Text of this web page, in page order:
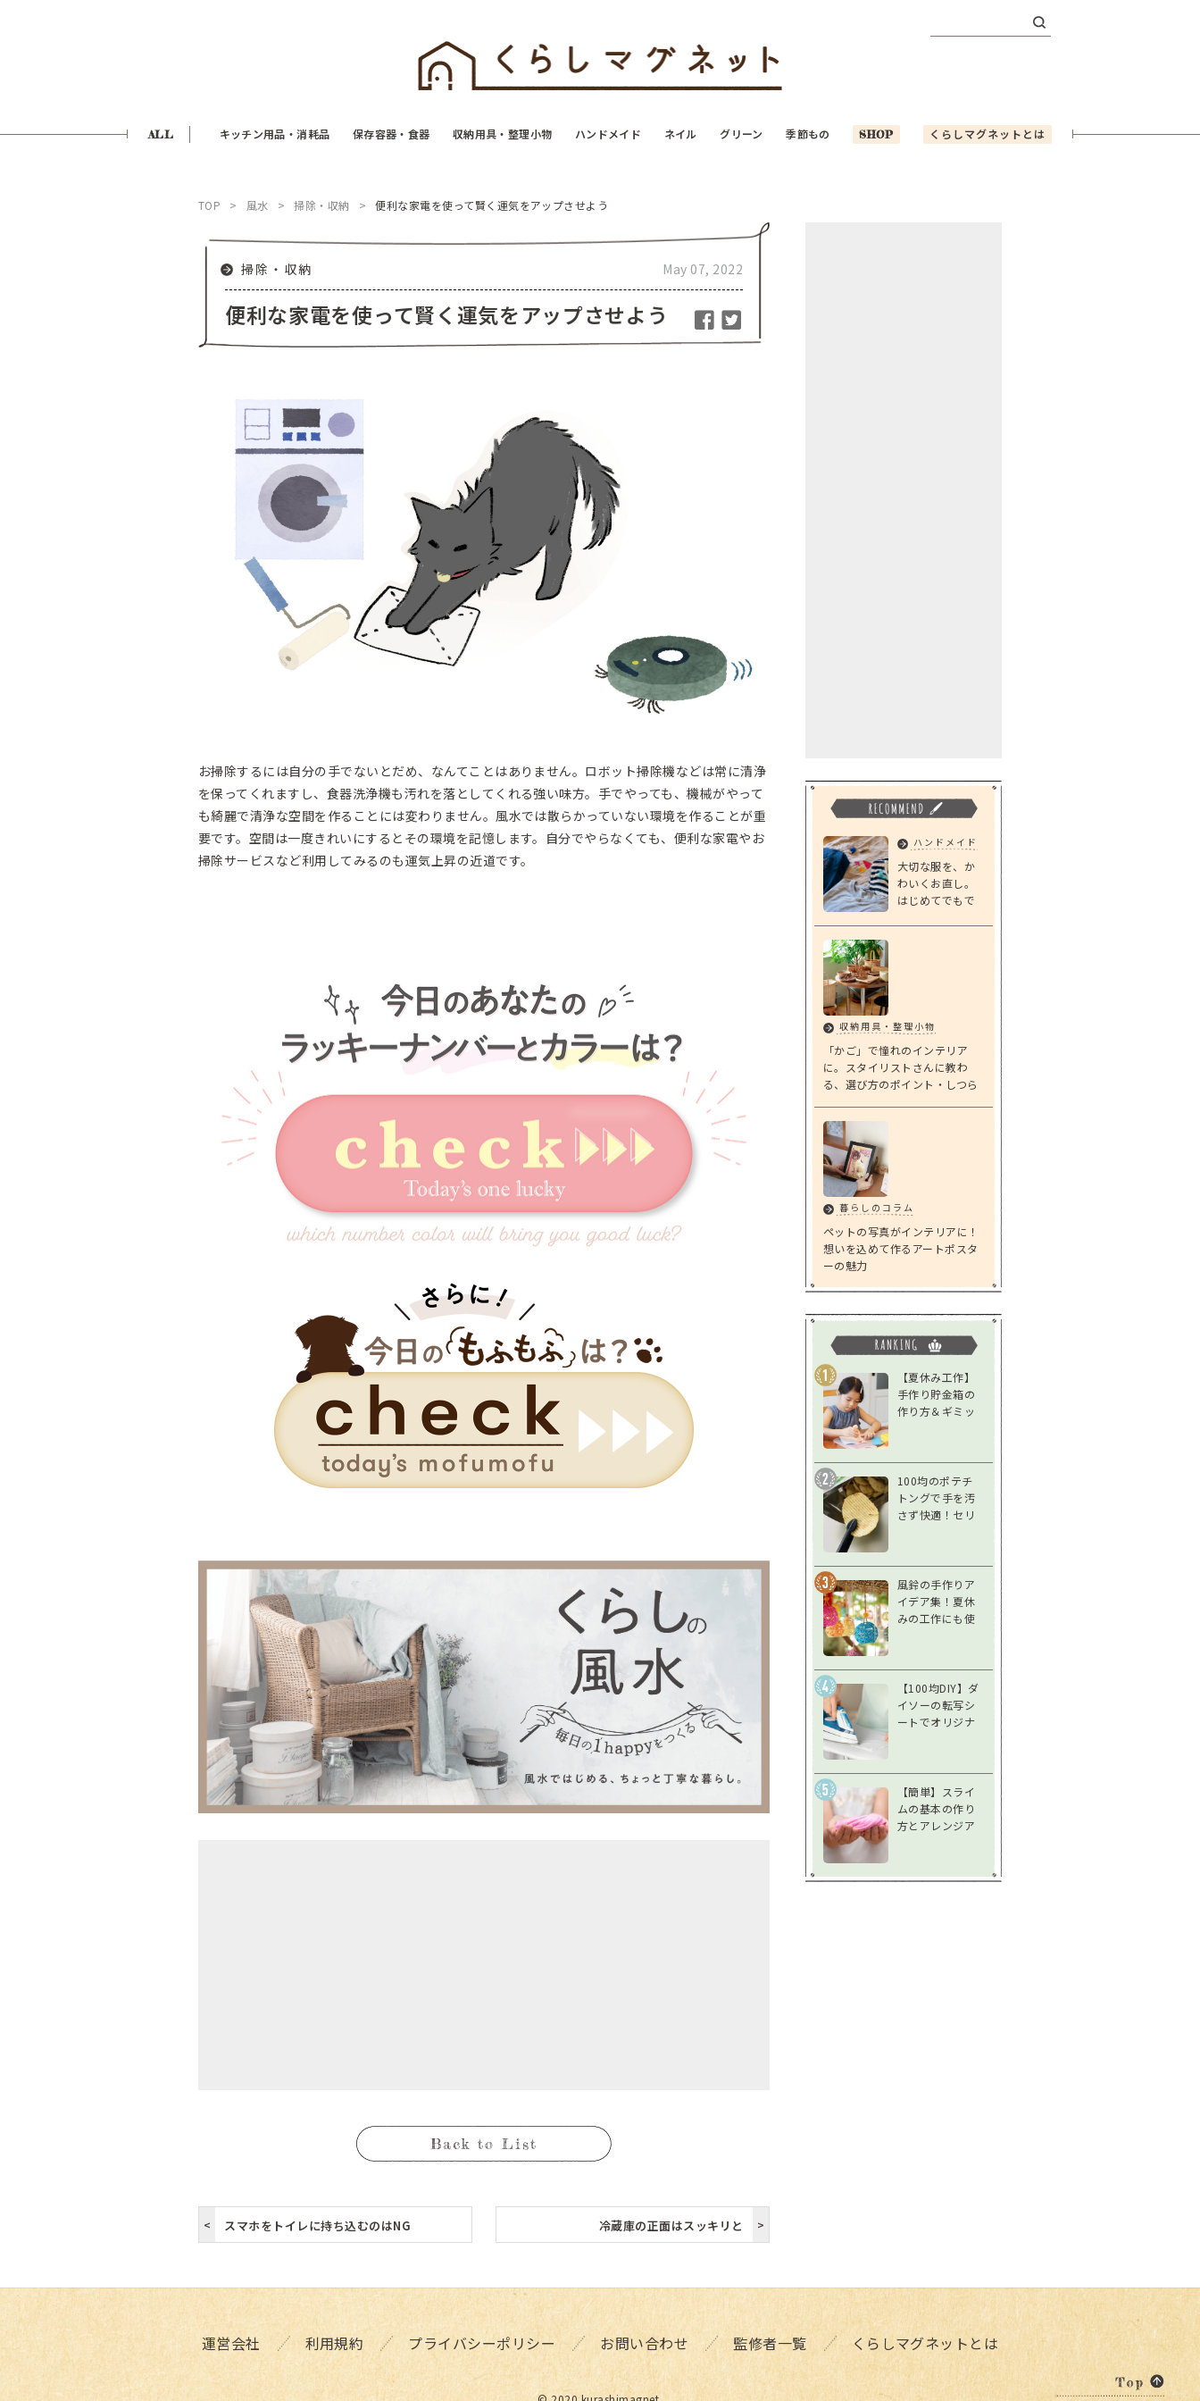
ALL キッチン用品・消耗品 保存容器・食器 収納用具・整理小物 ハンドメイド ネイル グリーン 季節もの SHOP くらしマグネットとは
TOP 風水 掃除・収納 便利な家電を使って賢く運気をアップさせよう
掃除・収納 May 07, 2022
便利な家電を使って賢く運気をアップさせよう
お掃除するには自分の手でないとだめ、なんてことはありません。ロボット掃除機などは常に清浄
を保ってくれますし、食器洗浄機も汚れを落としてくれる強い味方。手でやっても、機械がやって
も綺麗で清浄な空間を作ることには変わりません。風水では散らかっていない環境を作ることが重
要です。空間は一度きれいにするとその環境を記憶します。自分でやらなくても、便利な家電やお
掃除サービスなど利用してみるのも運気上昇の近道です。
Back to List
スマホをトイレに持ち込むのはNG 冷蔵庫の正面はスッキリと
ハンドメイド
大切な服を、か
わいくお直し。
はじめてでもで
収納用具・整理小物
「かご」で憧れのインテリア
に。スタイリストさんに教わ
る、選び方のポイント・しつら
暮らしのコラム
ペットの写真がインテリアに！
想いを込めて作るアートポスタ
ーの魅力
【夏休み工作】
手作り貯金箱の
作り方＆ギミッ
応
100均のポテチ
トングで手を汚
さず快適！セリ
ー
風鈴の手作りア
イデア集！夏休
みの工作にも使
過ごそう
【100均DIY】ダ
イソーの転写シ
ートでオリジナ
意点を徹底解説
【簡単】スライ
ムの基本の作り
方とアレンジア
う！
運営会社 利用規約 プライバシーポリシー お問い合わせ 監修者一覧 くらしマグネットとは